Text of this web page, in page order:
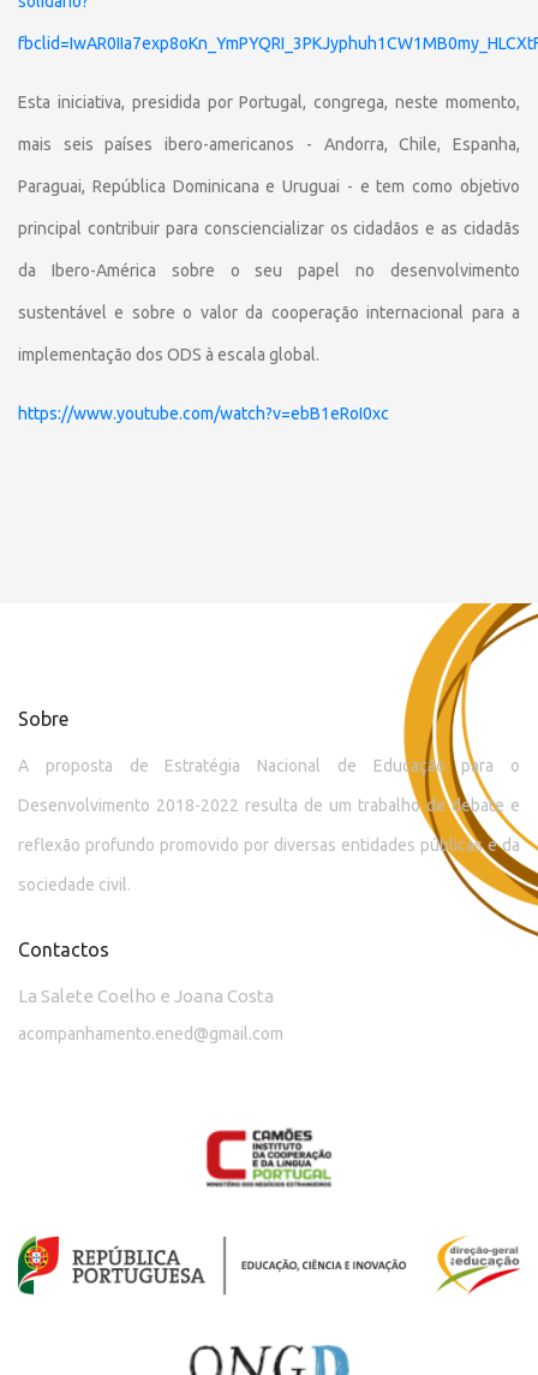
Esta iniciativa, presidida por Portugal, congrega, neste momento,
mais seis países ibero-americanos - Andorra, Chile, Espanha,
Paraguai, República Dominicana e Uruguai - e tem como objetivo
principal contribuir para consciencializar os cidadãos e as cidadãs
da Ibero-América sobre o seu papel no desenvolvimento
sustentável e sobre o valor da cooperação internacional para a
implementação dos ODS à escala global.
https://www.youtube.com/watch?v=ebB1eRoI0xc
Sobre
A proposta de Estratégia Nacional de Educação para o
Desenvolvimento 2018-2022 resulta de um trabalho de debate e
reflexão profundo promovido por diversas entidades públicas e da
sociedade civil.
Contactos
La Salete Coelho e Joana Costa
acompanhamento.ened@gmail.com